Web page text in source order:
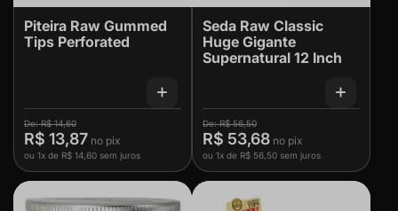
Piteira Raw Gummed
Tips Perforated
R$ 14,60
R$ 13,87
ou 1x de R$ 14,60 sem juros
Seda Raw Classic
Huge Gigante
Supernatural 12 Inch
R$ 56,50
R$ 53,68
ou 1x de R$ 56,50 sem juros